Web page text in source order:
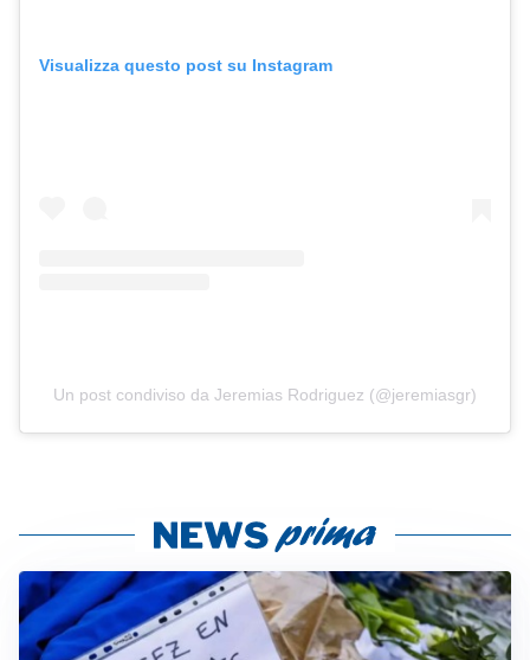
Visualizza questo post su Instagram
Un post condiviso da Jeremias Rodriguez (@jeremiasgr)